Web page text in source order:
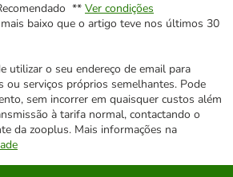
** Ver condições
baixo que o artigo teve nos últimos 30
utilizar o seu endereço de email para
ou serviços próprios semelhantes. Pode
sem incorrer em quaisquer custos além
à tarifa normal, contactando o
da zooplus. Mais informações na